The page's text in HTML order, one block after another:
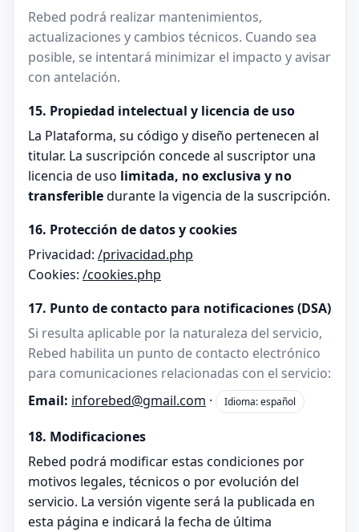
Rebed podrá realizar mantenimientos,
actualizaciones y cambios técnicos. Cuando sea
posible, se intentará minimizar el impacto y avisar
con antelación.
15. Propiedad intelectual y licencia de uso
La Plataforma, su código y diseño pertenecen al
titular. La suscripción concede al suscriptor una
licencia de uso limitada, no exclusiva y no
transferibledurante la vigencia de la suscripción.
16. Protección de datos y cookies
Privacidad: /privacidad.php
Cookies: /cookies.php
17. Punto de contacto para notificaciones (DSA)
Si resulta aplicable por la naturaleza del servicio,
Rebed habilita un punto de contacto electrónico
para comunicaciones relacionadas con el servicio:
Email: inforebed@gmail.com · Idioma: español
18. Modificaciones
Rebed podrá modificar estas condiciones por
motivos legales, técnicos o por evolución del
servicio. La versión vigente será la publicada en
esta página e indicará la fecha de última